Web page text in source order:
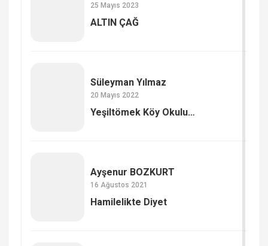
25 Mayıs 2023
ALTIN ÇAĞ
Süleyman Yılmaz
20 Mayıs 2022
Yeşiltömek Köy Okulu…
Ayşenur BOZKURT
16 Ağustos 2021
Hamilelikte Diyet